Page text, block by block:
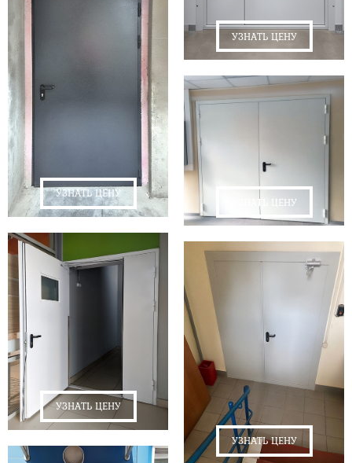
УЗНАТЬ ЦЕНУ
УЗНАТЬ ЦЕНУ
УЗНАТЬ ЦЕНУ
УЗНАТЬ ЦЕНУ
УЗНАТЬ ЦЕНУ